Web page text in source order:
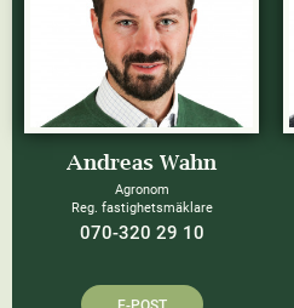
Andreas Wahn
Agronom
Reg. fastighetsmäklare
070-320 29 10